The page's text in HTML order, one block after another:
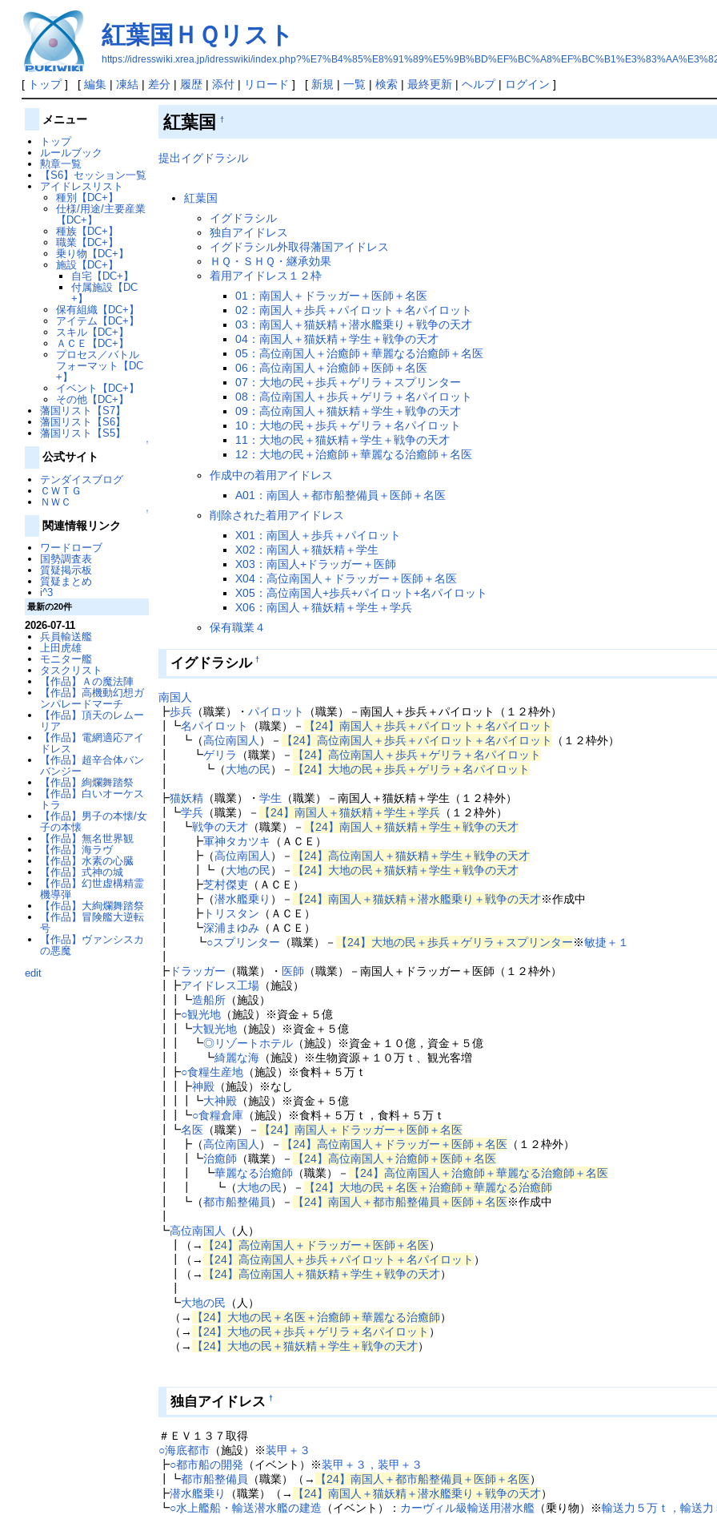
紅葉国ＨＱリスト
https://idresswiki.xrea.jp/idresswiki/
[ トップ] [ 編集| 凍結| 差分| 履歴| 添付| リロード ] [ 新規 | 一覧| 検索| 最終更新| ヘルプ| ログイン ]
紅葉国 †
提出イグドラシル
紅葉国
イグドラシル
独自アイドレス
イグドラシル外取得藩国アイドレス
ＨＱ・ＳＨＱ・継承効果
着用アイドレス１２枠
01：南国人＋ドラッガー＋医師＋名医
02：南国人＋歩兵＋パイロット＋名パイロット
03：南国人＋猫妖精＋潜水艦乗り＋戦争の天才
04：南国人＋猫妖精＋学生＋戦争の天才
05：高位南国人＋治癒師＋華麗なる治癒師＋名医
06：高位南国人＋治癒師＋医師＋名医
07：大地の民＋歩兵＋ゲリラ＋スプリンター
08：高位南国人＋歩兵＋ゲリラ＋名パイロット
09：高位南国人＋猫妖精＋学生＋戦争の天才
10：大地の民＋歩兵＋ゲリラ＋名パイロット
11：大地の民＋猫妖精＋学生＋戦争の天才
12：大地の民＋治癒師＋華麗なる治癒師＋名医
作成中の着用アイドレス
A01：南国人＋都市船整備員＋医師＋名医
削除された着用アイドレス
X01：南国人＋歩兵＋パイロット
X02：南国人＋猫妖精＋学生
X03：南国人+ドラッガー＋医師
X04：高位南国人＋ドラッガー＋医師＋名医
X05：高位南国人+歩兵+パイロット+名パイロット
X06：南国人＋猫妖精＋学生＋学兵
保有職業４
イグドラシル †
南国人
┣歩兵（職業）・ パイロット
（職業）－南国人＋歩兵＋パイロット（１２枠外）
┃┗名パイロット （職業）－
【24】南国人＋歩兵＋パイロット＋名パイロット
┃ ┗（高位南国人 ）－ 【24】高位南国人＋歩兵＋パイロット＋名パイロット
（１２枠外）
┃ ┗ゲリラ （職業）－
【24】高位南国人＋歩兵＋ゲリラ＋名パイロット
┃ ┗（大地の民）－
【24】大地の民＋歩兵＋ゲリラ＋名パイロット
┣猫妖精（職業）・ 学生 （職業）－南国人＋猫妖精＋学生（１２枠外）
┃┗学兵（職業）－ 【24】南国人＋猫妖精＋学生＋学兵（１２枠外）
┃ ┗戦争の天才（職業）－
【24】南国人＋猫妖精＋学生＋戦争の天才
┃ ┣軍神タカツキ （ＡＣＥ）
┃ ┣（高位南国人 ）－
【24】高位南国人＋猫妖精＋学生＋戦争の天才
┃ ┃┗（大地の民）－
【24】大地の民＋猫妖精＋学生＋戦争の天才
┃ ┣芝村傑吏（ＡＣＥ）
┃ ┣（潜水艦乗り ）－ 【24】南国人＋猫妖精＋潜水艦乗り＋戦争の天才※作成中
┃ ┣トリスタン （ＡＣＥ）
┃ ┗深浦まゆみ （ＡＣＥ）
┃ ┗○スプリンター （職業）－ 【24】大地の民＋歩兵＋ゲリラ＋スプリンター※敏捷＋１
┣ドラッガー （職業）・ 医師 （職業）－南国人＋ドラッガー＋医師（１２枠外）
┃┣アイドレス工場（施設）
┃┃┗造船所（施設）
┃┣○観光地（施設）※資金＋５億
┃┃┗大観光地（施設）※資金＋５億
┃┃ ┗◎リゾートホテル（施設）※資金＋１０億，資金＋５億
┃┃ ┗綺麗な海（施設）※生物資源＋１０万ｔ、観光客増
┃┣○食糧生産地（施設）※食料＋５万ｔ
┃┃┣神殿（施設）※なし
┃┃┃┗大神殿（施設）※資金＋５億
┃┃┗○食糧倉庫（施設）※食料＋５万ｔ，食料＋５万ｔ
┃┗名医（職業）－
【24】南国人＋ドラッガー＋医師＋名医
┃ ┣（高位南国人 ）－ 【24】高位南国人＋ドラッガー＋医師＋名医（１２枠外）
┃ ┃┗治癒師 （職業）－
【24】高位南国人＋治癒師＋医師＋名医
┃ ┃ ┗華麗なる治癒師 （職業）－
【24】高位南国人＋治癒師＋華麗なる治癒師＋名医
┃ ┃ ┗（大地の民）－
【24】大地の民＋名医＋治癒師＋華麗なる治癒師
┃ ┗（都市船整備員 ）－ 【24】南国人＋都市船整備員＋医師＋名医※作成中
┗高位南国人
（人）
┃（→
【24】高位南国人＋ドラッガー＋医師＋名医）
┃（→
【24】高位南国人＋歩兵＋パイロット＋名パイロット ）
┃（→
【24】高位南国人＋猫妖精＋学生＋戦争の天才）
┗大地の民 （人）
（→
【24】大地の民＋名医＋治癒師＋華麗なる治癒師）
（→
【24】大地の民＋歩兵＋ゲリラ＋名パイロット ）
（→
【24】大地の民＋猫妖精＋学生＋戦争の天才）
独自アイドレス †
＃ＥＶ１３７取得
○海底都市（施設）※装甲＋３
┣○都市船の開発 （イベント）※装甲＋３，装甲＋３
┃┗都市船整備員 （職業）（→ 【24】南国人＋都市船整備員＋医師＋名医）
┣潜水艦乗り （職業）（→ 【24】南国人＋猫妖精＋潜水艦乗り＋戦争の天才）
┗○水上艦船・輸送潜水艦の建造 （イベント）： カーヴィル級輸送用潜水艦（乗り物）※輸送力５万ｔ，輸送力
メニュー
トップ
ルールブック
勲章一覧
【S6】セッション一覧
アイドレスリスト
種別【DC+】
仕様/用途/主要産業
【DC+】
種族【DC+】
職業【DC+】
乗り物【DC+】
施設【DC+】
自宅【DC+】
付属施設【DC
+】
保有組織【DC+】
アイテム【DC+】
スキル【DC+】
ＡＣＥ【DC+】
プロセス／バトル
フォーマット【DC
+】
イベント【DC+】
その他【DC+】
藩国リスト【S7】
藩国リスト【S6】
藩国リスト【S5】
↑
公式サイト
テンダイスブログ
ＣＷＴＧ
ＮＷＣ
↑
関連情報リンク
ワードローブ
国勢調査表
質疑掲示板
質疑まとめ
i^3
最新の20件
2026-07-11
兵員輸送艦
上田虎雄
モニター艦
タスクリスト
【作品】Ａの魔法陣
【作品】高機動幻想ガ
ンパレードマーチ
【作品】頂天のレムー
リア
【作品】電網適応アイ
ドレス
【作品】超辛合体バン
バンジー
【作品】絢爛舞踏祭
【作品】白いオーケス
トラ
【作品】男子の本懐/女
子の本懐
【作品】無名世界観
【作品】海ラヴ
【作品】水素の心臓
【作品】式神の城
【作品】幻世虚構精霊
機導弾
【作品】大絢爛舞踏祭
【作品】冒険艦大逆転
号
【作品】ヴァンシスカ
の悪魔
edit